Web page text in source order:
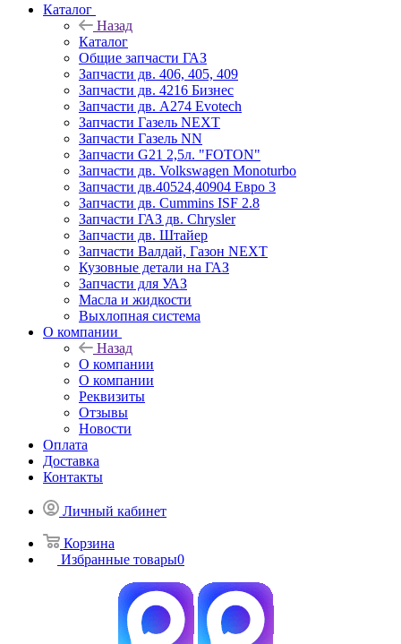
Каталог
Назад
Каталог
Общие запчасти ГАЗ
Запчасти дв. 406, 405, 409
Запчасти дв. 4216 Бизнес
Запчасти дв. A274 Evotech
Запчасти Газель NEXT
Запчасти Газель NN
Запчасти G21 2,5л. "FOTON"
Запчасти дв. Volkswagen Monoturbo
Запчасти дв.40524,40904 Евро 3
Запчасти дв. Cummins ISF 2.8
Запчасти ГАЗ дв. Chrysler
Запчасти дв. Штайер
Запчасти Валдай, Газон NEXT
Кузовные детали на ГАЗ
Запчасти для УАЗ
Масла и жидкости
Выхлопная система
О компании
Назад
О компании
О компании
Реквизиты
Отзывы
Новости
Оплата
Доставка
Контакты
Личный кабинет
Корзина
Избранные товары0